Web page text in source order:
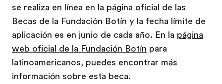
se realiza en línea en la página oficial de las
Becas de la Fundación Botín y la fecha límite de
aplicación es en junio de cada año. En la página
web oficial de la Fundación Botín para
latinoamericanos, puedes encontrar más
información sobre esta beca.